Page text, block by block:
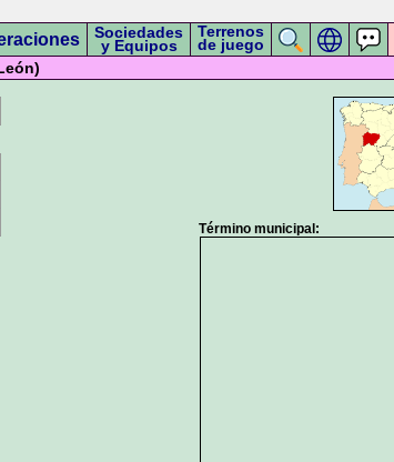
Sociedades
y Equipos
Terrenos
de juego
Término municipal: